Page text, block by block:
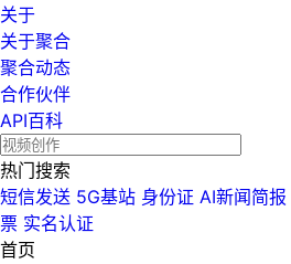
关于
关于聚合
聚合动态
合作伙伴
API百科
热门搜索
短信发送 5G基站 身份证 AI新闻简报
票 实名认证
首页